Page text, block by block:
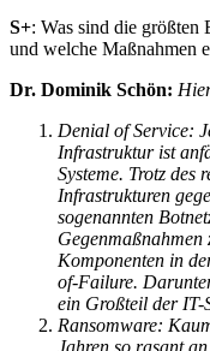
S+: Was sind die
und welche Maßnahmen
Dr. Dominik Schön:
Denial of Service:
Infrastruktur ist
Systeme. Trotz des
Infrastrukturen
sogenannten
Komponenten in
of-Failure.
ein Großteil der IT-
Ransomware:
Jahren so rasant